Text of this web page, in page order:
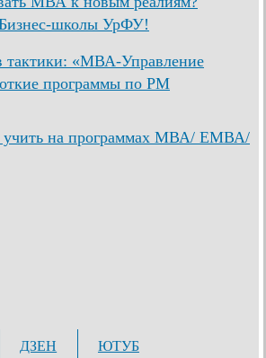
школы УрФУ!
тактики: «МВА-Управление
программы по PM
на программах МВА/ ЕМВА/
ДЗЕН ЮТУБ